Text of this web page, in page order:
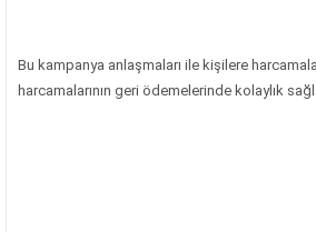
Bu kampanya anlaşmaları ile kişilere
harcamalarının geri ödemelerinde kolaylık